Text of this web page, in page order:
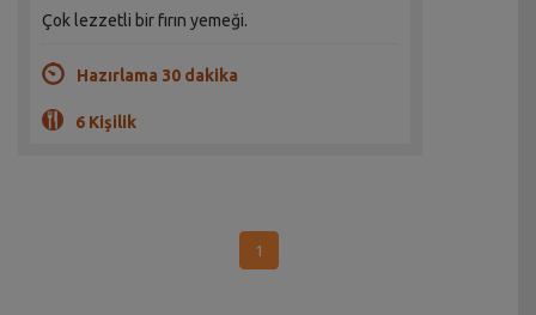
Çok lezzetli bir fırın yemeği.
Hazırlama 30 dakika
6 Kişilik
1